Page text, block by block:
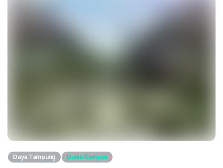
Daya Tampung Dunia Kampus